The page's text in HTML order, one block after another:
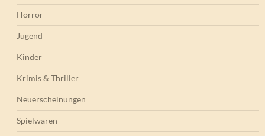
Horror
Jugend
Kinder
Krimis & Thriller
Neuerscheinungen
Spielwaren